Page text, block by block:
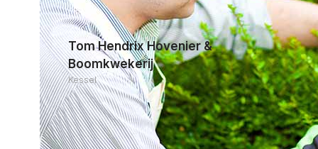
Tom Hendrix Hovenier &
Boomkwekerij
Kessel